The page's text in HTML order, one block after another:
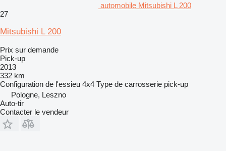
automobile Mitsubishi L 200
27
Mitsubishi L 200
Prix sur demande
Pick-up
2013
332 km
Configuration de l'essieu 4x4 Type de carrosserie pick-up
Pologne, Leszno
Auto-tir
Contacter le vendeur